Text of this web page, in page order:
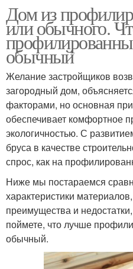
Дом из
или обычного.
обычный
Желание застройщиков
загородный дом,
факторами, но основная
обеспечивает комфортное
экологичностью. С
бруса в качестве
спрос, как на
Ниже мы постараемся
характеристики
преимущества и
поймете, что лучше
обычный.